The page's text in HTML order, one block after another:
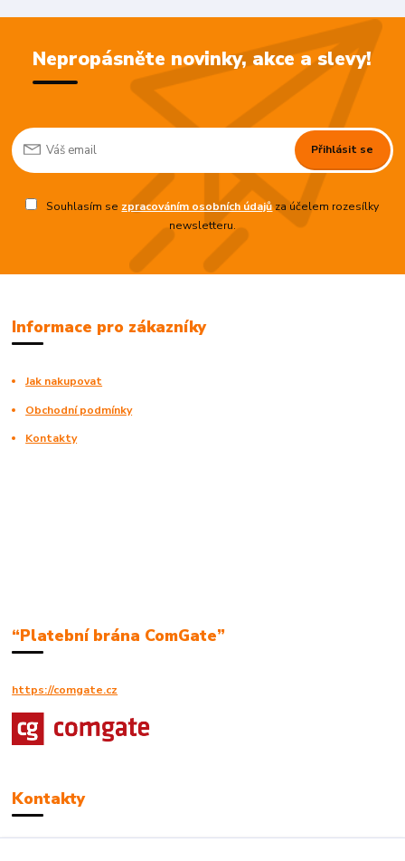
Nepropásněte novinky, akce a slevy!
Přihlásit se
Souhlasím se zpracováním osobních údajůza účelem rozesílky
newsletteru.
Informace pro zákazníky
Jak nakupovat
Obchodní podmínky
Kontakty
“Platební brána ComGate”
https://comgate.cz
Kontakty